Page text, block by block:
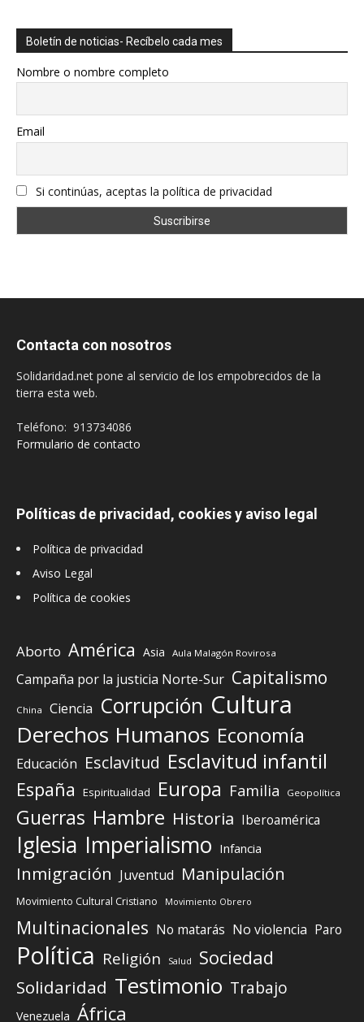
Boletín de noticias- Recíbelo cada mes
Nombre o nombre completo
Email
Si continúas, aceptas la política de privacidad
Contacta con nosotros
Solidaridad.net pone al servicio de los empobrecidos de la
tierra esta web.
Teléfono: 913734086
Formulario de contacto
Políticas de privacidad, cookies y aviso legal
Política de privacidad
Aviso Legal
Política de cookies
Aborto América Asia Aula Malagón Rovirosa
Campaña por la justicia Norte-Sur Capitalismo
China Ciencia Corrupción Cultura
Derechos Humanos Economía
Educación Esclavitud Esclavitud infantil
España Espiritualidad Europa Familia Geopolítica
Guerras Hambre Historia Iberoamérica
Iglesia Imperialismo Infancia
Inmigración Juventud Manipulación
Movimiento Cultural Cristiano Movimiento Obrero
Multinacionales No matarás No violencia Paro
Política Religión Salud Sociedad
Solidaridad Testimonio Trabajo
Venezuela África